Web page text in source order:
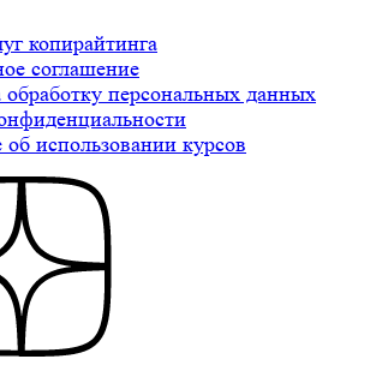
копирайтинга
соглашение
обработку персональных данных
использовании курсов